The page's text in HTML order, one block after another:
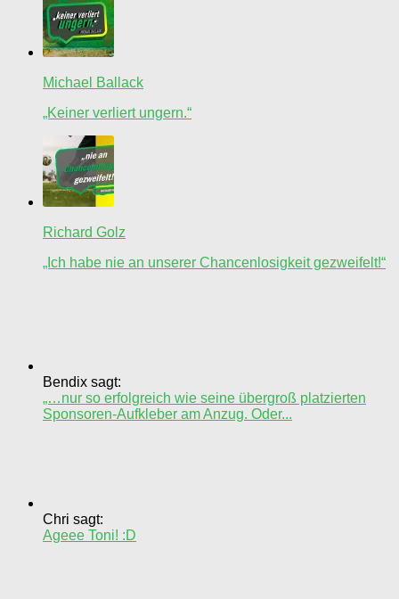
Michael Ballack
„Keiner verliert ungern.“
Richard Golz
„Ich habe nie an unserer Chancenlosigkeit gezweifelt!“
Bendix sagt:
„…nur so erfolgreich wie seine übergroß platzierten
Sponsoren-Aufkleber am Anzug. Oder...
Chri sagt:
Ageee Toni! :D